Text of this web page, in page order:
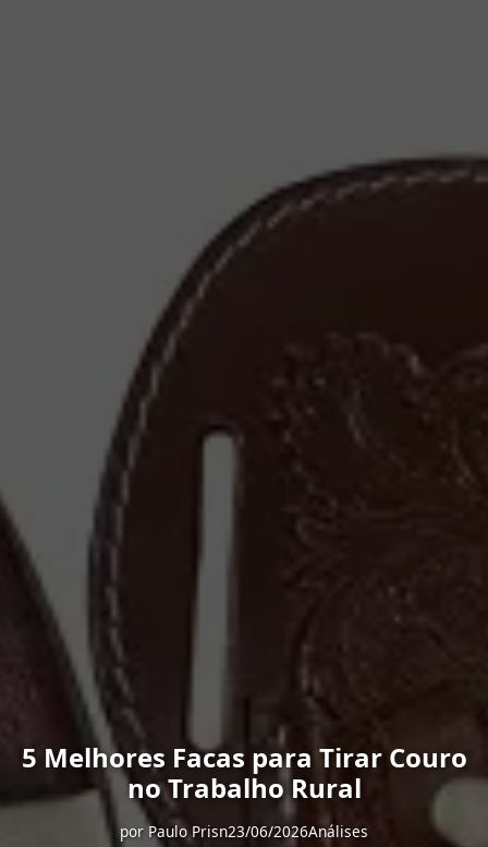
5 Melhores Facas para Tirar Couro
no Trabalho Rural
por Paulo Prisn23/06/2026Análises